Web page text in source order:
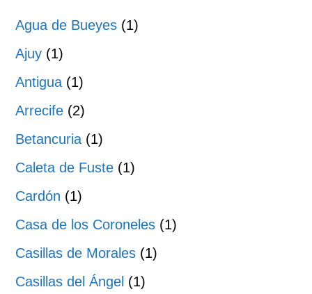
Agua de Bueyes (1)
Ajuy (1)
Antigua (1)
Arrecife (2)
Betancuria (1)
Caleta de Fuste (1)
Cardón (1)
Casa de los Coroneles (1)
Casillas de Morales (1)
Casillas del Ángel (1)